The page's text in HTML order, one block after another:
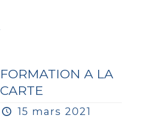
FORMATION A LA
CARTE
15 mars 2021